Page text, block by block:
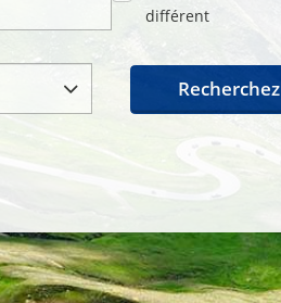
différent
Recherchez